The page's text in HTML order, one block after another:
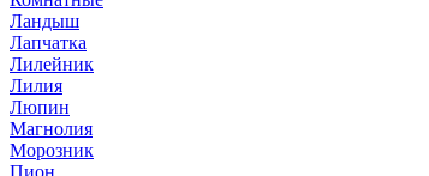
Ландыш
Лапчатка
Лилейник
Лилия
Люпин
Магнолия
Морозник